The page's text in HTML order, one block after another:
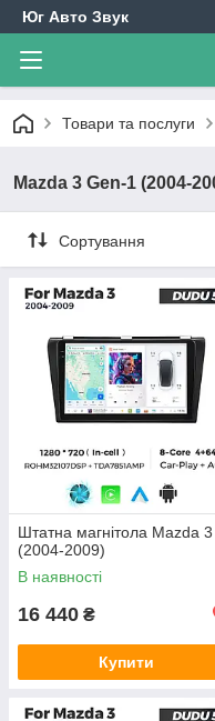
Юг Авто Звук
Товари та послуги
Mazda 3 Gen-1 (2004-
Сортування
Штатна магнітола Mazda 3
(2004-2009)
В наявності
16 440 ₴
Купити